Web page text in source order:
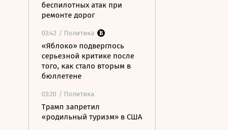
беспилотных атак при
ремонте дорог
03:42 / Политика
«Яблоко» подверглось
серьезной критике после
того, как стало вторым в
бюллетене
03:20 / Политика
Трамп запретил
«родильный туризм» в США